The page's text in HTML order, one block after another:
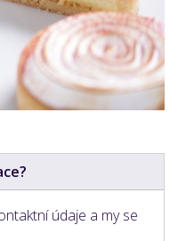
údaje a my se